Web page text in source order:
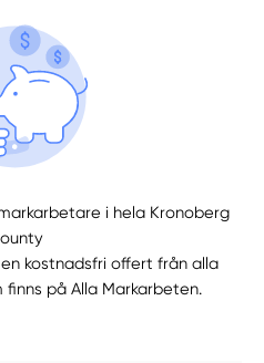
i hela Kronoberg
kostnadsfri offert från alla
på Alla Markarbeten.